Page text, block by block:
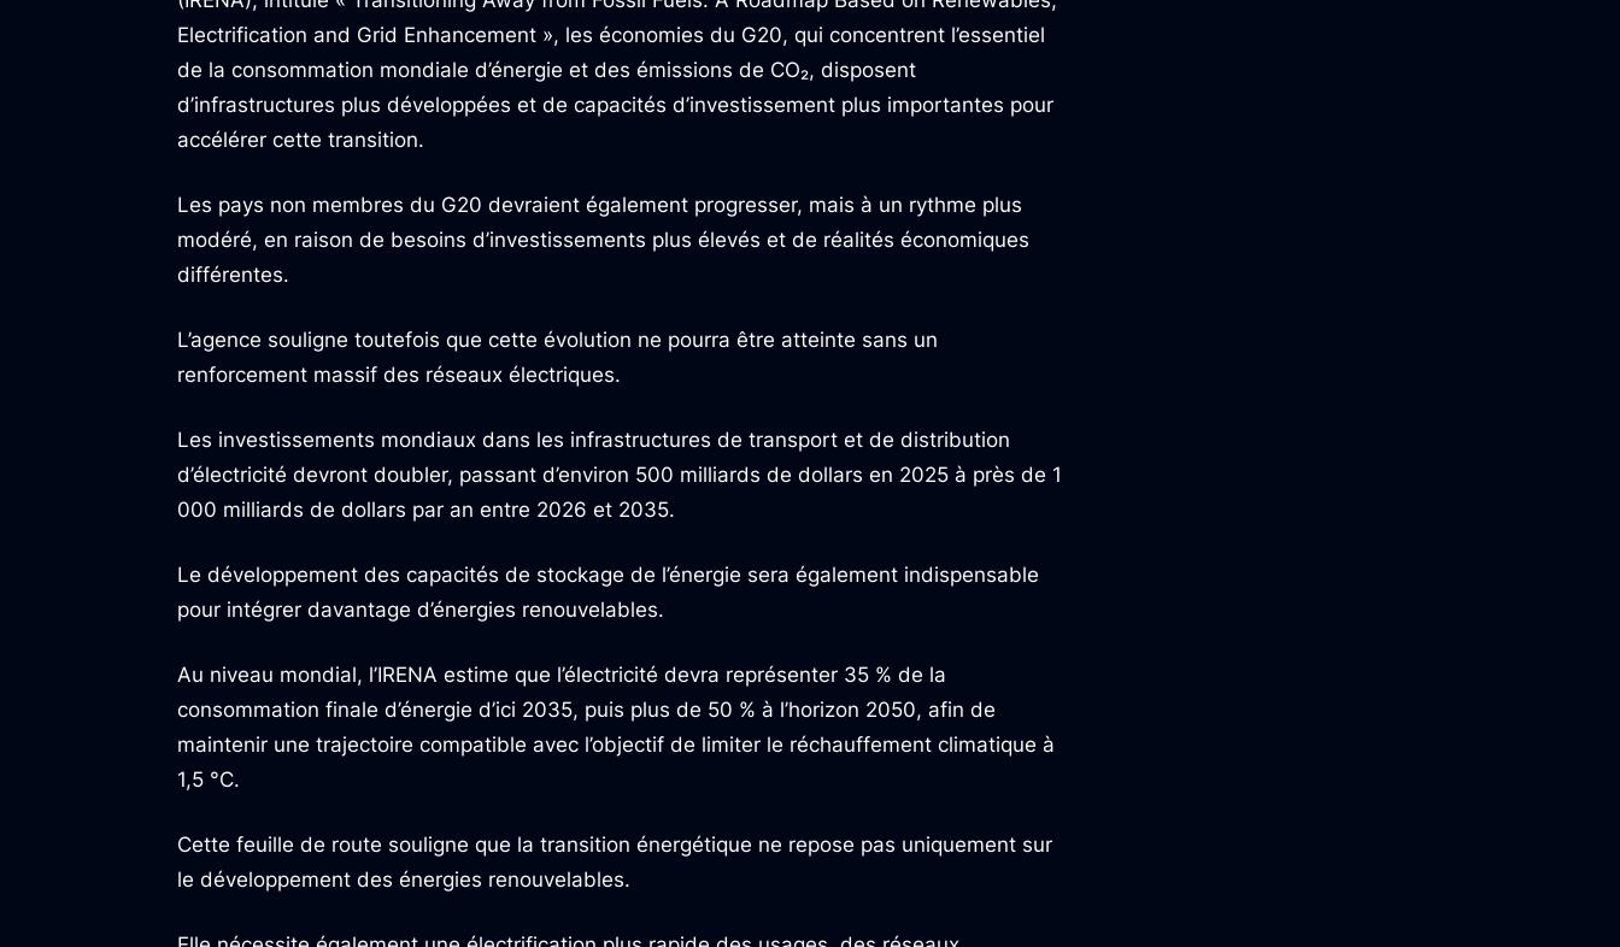
Electrification and Grid Enhancement », les économies du G20, qui concentrent l’essentiel
de la consommation mondiale d’énergie et des émissions de CO₂, disposent
d’infrastructures plus développées et de capacités d’investissement plus importantes pour
accélérer cette transition.
Les pays non membres du G20 devraient également progresser, mais à un rythme plus
modéré, en raison de besoins d’investissements plus élevés et de réalités économiques
différentes.
L’agence souligne toutefois que cette évolution ne pourra être atteinte sans un
renforcement massif des réseaux électriques.
Les investissements mondiaux dans les infrastructures de transport et de distribution
d’électricité devront doubler, passant d’environ 500 milliards de dollars en 2025 à près de 1
000 milliards de dollars par an entre 2026 et 2035.
Le développement des capacités de stockage de l’énergie sera également indispensable
pour intégrer davantage d’énergies renouvelables.
Au niveau mondial, l’IRENA estime que l’électricité devra représenter 35 % de la
consommation finale d’énergie d’ici 2035, puis plus de 50 % à l’horizon 2050, afin de
maintenir une trajectoire compatible avec l’objectif de limiter le réchauffement climatique à
1,5 °C.
Cette feuille de route souligne que la transition énergétique ne repose pas uniquement sur
le développement des énergies renouvelables.